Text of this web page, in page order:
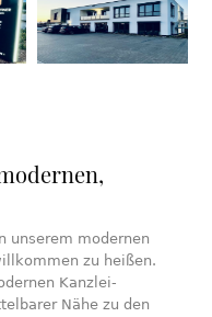
unserem modernen
zu heißen.
Kanzlei-
Nähe zu den